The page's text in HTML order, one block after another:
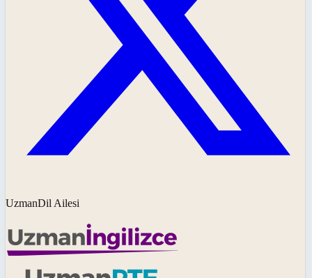
UzmanDil Ailesi